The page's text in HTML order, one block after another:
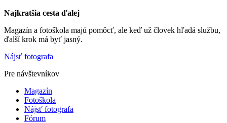
Najkratšia cesta ďalej
Magazín a fotoškola majú pomôcť, ale keď už človek hľadá službu,
ďalší krok má byť jasný.
Nájsť fotografa
Pre návštevníkov
Magazín
Fotoškola
Nájsť fotografa
Fórum